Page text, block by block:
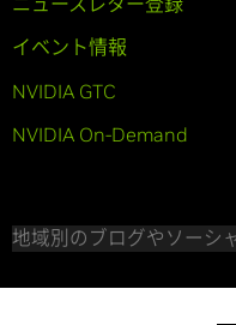
イベント情報
NVIDIA GTC
NVIDIA On-Demand
地域別のブログやソーシ